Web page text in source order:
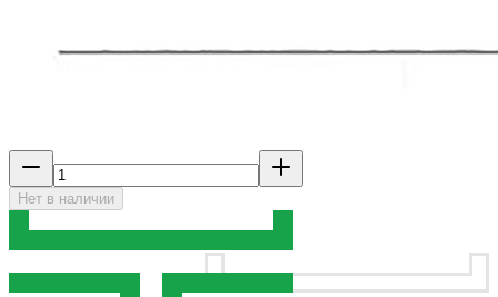
Нет в наличии